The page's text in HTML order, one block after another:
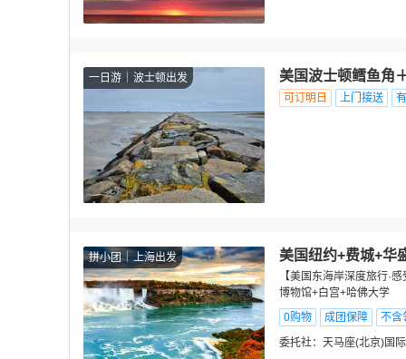
一日游 波士顿出发 美国波士顿鳕鱼角
可订明日 上门接送
拼小团 上海出发 美国纽约+费城+华
【美国东海岸深度旅行·
博物馆+白宫+哈佛大学
0购物
成团保障
不含
委托社： 天马座(北京)国